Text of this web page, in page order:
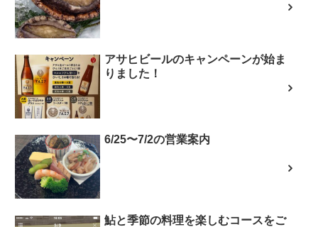
アサヒビールのキャンペーンが始ま
りました！
6/25〜7/2の営業案内
鮎と季節の料理を楽しむコースをご